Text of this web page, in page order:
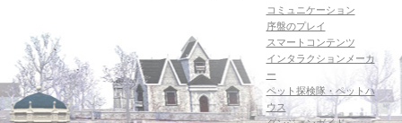
コミュニケーション
序盤のプレイ
スマートコンテンツ
インタラクションメーカ
ー
ペット探検隊・ペットハ
ウス